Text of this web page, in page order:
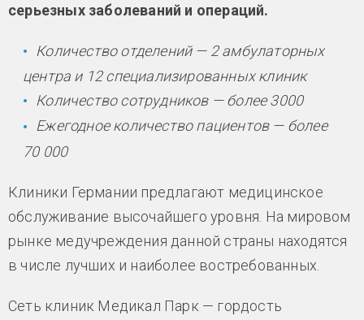
серьезных заболеваний и операций.
Количество отделений — 2 амбулаторных
центра и 12 специализированных клиник
Количество сотрудников — более 3000
Ежегодное количество пациентов — более
70 000
Клиники Германии предлагают медицинское
обслуживание высочайшего уровня. На мировом
рынке медучреждения данной страны находятся
в числе лучших и наиболее востребованных.
Сеть клиник Медикал Парк — гордость